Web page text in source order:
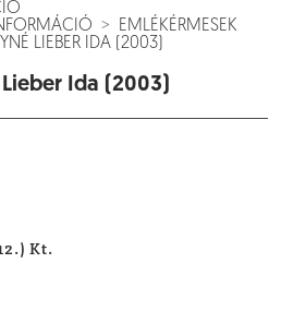
EMLÉKÉRMESEK
LIEBER IDA (2003)
Ida (2003)
Kt.